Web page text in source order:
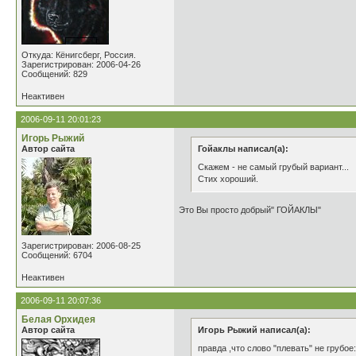
Откуда: Кёнигсберг, Россия.
Зарегистрирован: 2006-04-26
Сообщений: 829
Неактивен
2006-09-11 20:01:23
Игорь Рыжий
Автор сайта
Зарегистрирован: 2006-08-25
Сообщений: 6704
Гойаклы написал(а):
Cкажем - не самый грубый вариант...
Стих хороший.
Это Вы просто добрый" ГОЙАКЛЫ"
Неактивен
2006-09-11 20:07:36
Белая Орхидея
Автор сайта
Игорь Рыжий написал(а):
правда ,что слово "плевать" не